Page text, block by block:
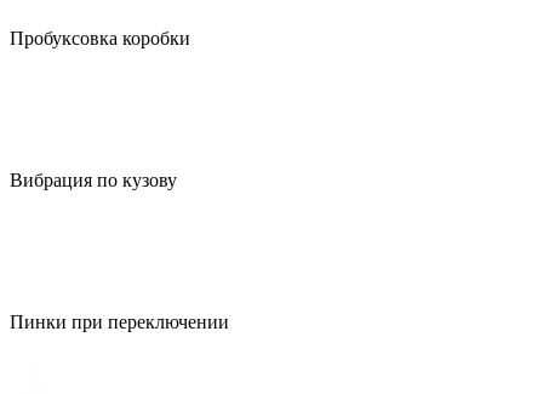
Пробуксовка коробки
Вибрация по кузову
Пинки при переключении